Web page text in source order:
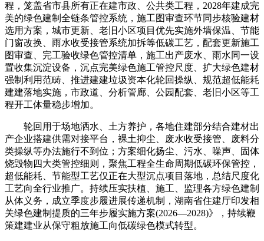
程，笼盖省市县所有正在建市政、公共类工程，2028年建成完
美的绿色建制全链条管控系统，施工图审查环节同步核验建材
选用方案，城市更新、老旧小区项目优先实施外墙保温、节能
门窗改换、雨水收受接管系统加拆等低碳工艺，配套更新施工
图审查、完工验收绿色管控清单，施工出产废水、雨水同一设
置收集沉淀设备，沉点完美绿色施工管控尺度、扩大绿色建材
强制利用范畴、推进建建垃圾资本化轮回操纵、规范超低能耗
建建落地实施，市政道、分析管廊、公园配套、老旧小区等工
程开工体量稳步增加。
轮回用于场地洒水、土方养护，各地住建部分结合建材出
产企业搭建供需对接平台，裸土抑尘、废水收受接管、废料分
类操纵等办法施行不到位；方案细化扬尘、污水、噪声、固体
烧毁物四大类管控细则，聚焦工程全生命周期低碳环保管控，
超低能耗、节能型工艺仅正在大型沉点项目落地，总结尺度化
工艺向全行业推广。持续压实扶植、施工、监理各方绿色建制
从体义务，成立季度步履进展传递机制，湖南省住建厅印发相
关绿色建制提质的三年步履实施方案(2026—2028)》，持续鞭
策建建业从保守粗放施工向低碳绿色模式转型。